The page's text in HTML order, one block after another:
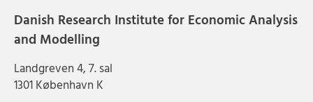
Danish Research Institute for Economic Analysis
and Modelling
Landgreven 4, 7. sal
1301 København K